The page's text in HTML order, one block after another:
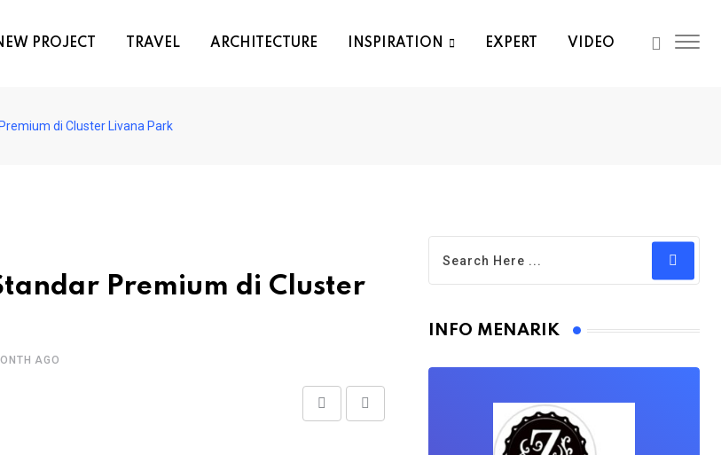
PROJECT TRAVEL ARCHITECTURE INSPIRATION EXPERT VIDEO
di Cluster Livana Park
Premium di Cluster
AGO
Print
Share
INFO MENARIK